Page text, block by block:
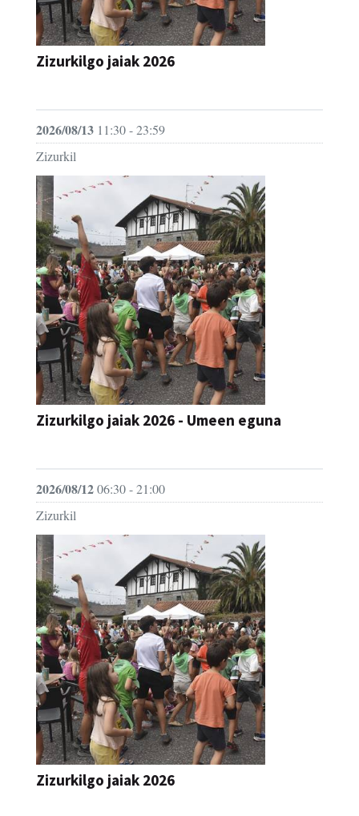
Zizurkilgo jaiak 2026
2026/08/13 11:30 - 23:59
Zizurkil
Zizurkilgo jaiak 2026 - Umeen eguna
2026/08/1206:30 - 21:00
Zizurkil
Zizurkilgo jaiak 2026